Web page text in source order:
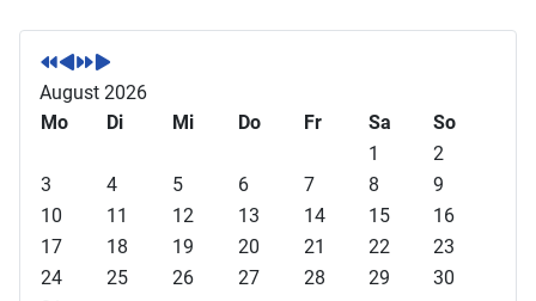
V
o
r
h
r
i
g
s
V
o
r
h
i
g
r
N
ä
c
N
ä
c
August 2026
Mo
Di Mi Do Fr Sa
So
1
2
3
4 5 6 7 8
9
10
11 12 13 14 15
16
17
18 19 20 21 22
23
24
25 26 27 28 29
30